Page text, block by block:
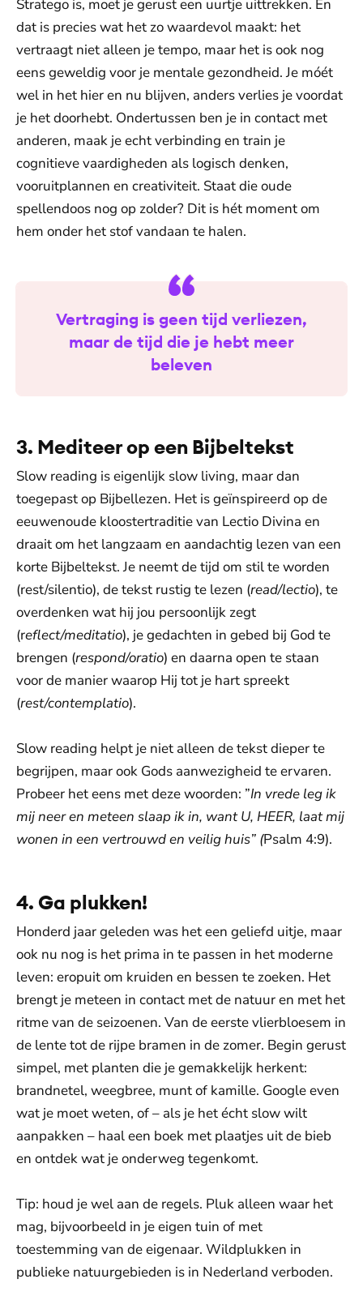
Stratego is, moet je gerust een uurtje uittrekken. En
dat is precies wat het zo waardevol maakt: het
vertraagt niet alleen je tempo, maar het is ook nog
eens geweldig voor je mentale gezondheid. Je móét
wel in het hier en nu blijven, anders verlies je voordat
je het doorhebt. Ondertussen ben je in contact met
anderen, maak je echt verbinding en train je
cognitieve vaardigheden als logisch denken,
vooruitplannen en creativiteit. Staat die oude
spellendoos nog op zolder? Dit is hét moment om
hem onder het stof vandaan te halen.
Vertraging is geen tijd verliezen,
maar de tijd die je hebt meer
beleven
3. Mediteer op een Bijbeltekst
Slow reading is eigenlijk slow living, maar dan
toegepast op Bijbellezen. Het is geïnspireerd op de
eeuwenoude kloostertraditie van Lectio Divina en
draait om het langzaam en aandachtig lezen van een
korte Bijbeltekst. Je neemt de tijd om stil te worden
(rest/silentio), de tekst rustig te lezen (read/lectio), te
overdenken wat hij jou persoonlijk zegt
(reflect/meditatio), je gedachten in gebed bij God te
brengen (respond/oratio) en daarna open te staan
voor de manier waarop Hij tot je hart spreekt
(rest/contemplatio).
Slow reading helpt je niet alleen de tekst dieper te
begrijpen, maar ook Gods aanwezigheid te ervaren.
Probeer het eens met deze woorden: ”In vrede leg ik
mij neer en meteen slaap ik in, want U, HEER, laat mij
wonen in een vertrouwd en veilig huis” (Psalm 4:9).
4. Ga plukken!
Honderd jaar geleden was het een geliefd uitje, maar
ook nu nog is het prima in te passen in het moderne
leven: eropuit om kruiden en bessen te zoeken. Het
brengt je meteen in contact met de natuur en met het
ritme van de seizoenen. Van de eerste vlierbloesem in
de lente tot de rijpe bramen in de zomer. Begin gerust
simpel, met planten die je gemakkelijk herkent:
brandnetel, weegbree, munt of kamille. Google even
wat je moet weten, of – als je het écht slow wilt
aanpakken – haal een boek met plaatjes uit de bieb
en ontdek wat je onderweg tegenkomt.
Tip: houd je wel aan de regels. Pluk alleen waar het
mag, bijvoorbeeld in je eigen tuin of met
toestemming van de eigenaar. Wildplukken in
publieke natuurgebieden is in Nederland verboden.